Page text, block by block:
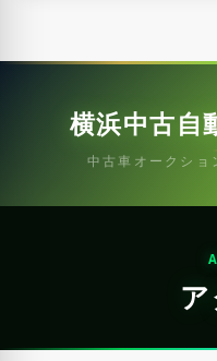
横浜中古自
中古車オークシ